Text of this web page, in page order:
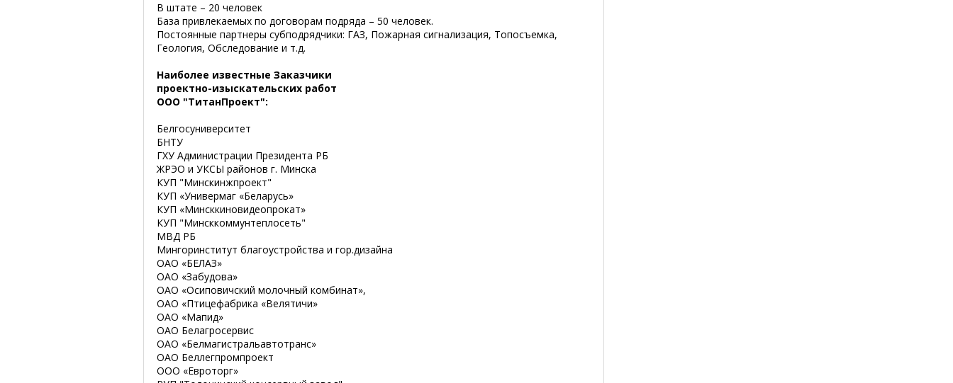
В штате – 20 человек
База привлекаемых по договорам подряда – 50 человек.
Постоянные партнеры субподрядчики: ГАЗ, Пожарная сигнализация, Топосъемка,
Геология, Обследование и т.д.
Наиболее известные Заказчики
проектно-изыскательских работ
ООО "ТитанПроект":
Белгосуниверситет
БНТУ
ГХУ Администрации Президента РБ
ЖРЭО и УКСЫ районов г. Минска
КУП "Минскинжпроект"
КУП «Универмаг «Беларусь»
КУП «Минсккиновидеопрокат»
КУП "Минсккоммунтеплосеть"
МВД РБ
Мингоринститут благоустройства и гор.дизайна
ОАО «БЕЛАЗ»
ОАО «Забудова»
ОАО «Осиповичский молочный комбинат»,
ОАО «Птицефабрика «Велятичи»
ОАО «Мапид»
ОАО Белагросервис
ОАО «Белмагистральавтотранс»
ОАО Беллегпромпроект
ООО «Евроторг»